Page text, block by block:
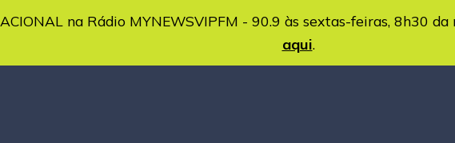
na Rádio MYNEWSVIPFM - 90.9 às sextas-feiras, 8h30 da
aqui.